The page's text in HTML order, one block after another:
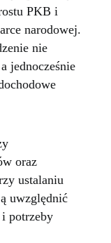
PKB i
narodowej.
nie
jednocześnie
oraz
ustalaniu
uwzględnić
potrzeby